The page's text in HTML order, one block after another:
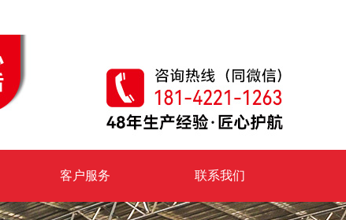
客户服务 联系我们